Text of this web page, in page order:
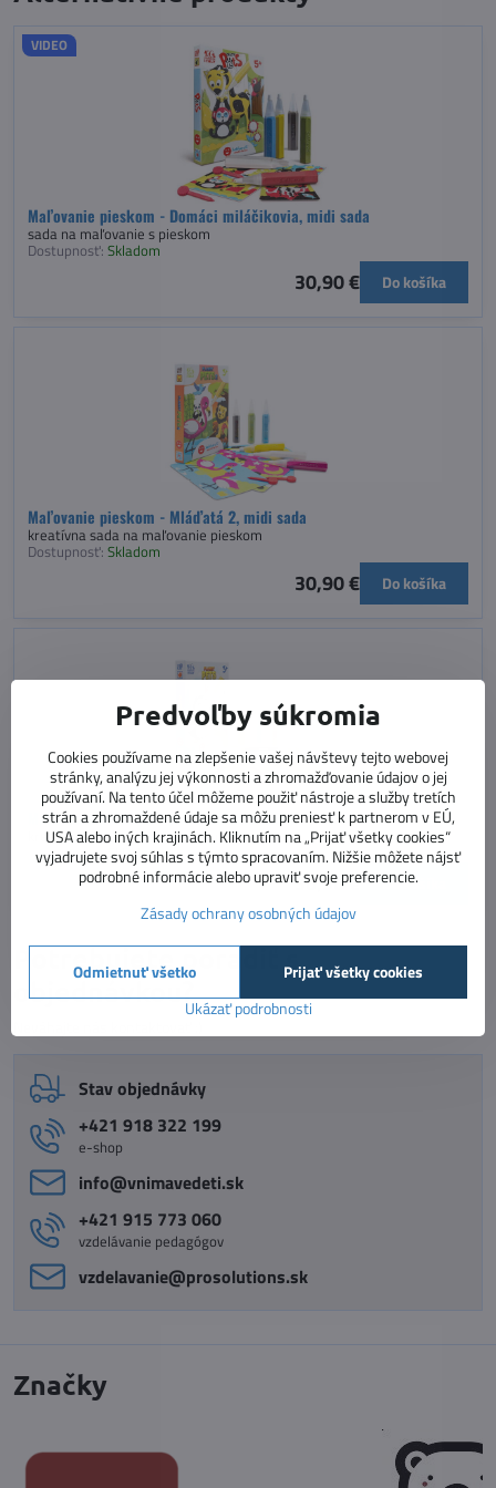
Maľovanie pieskom - Domáci miláčikovia, midi sada
VIDEO
sada na maľovanie s pieskom
Dostupnosť: Skladom
30,90 € Do košíka
Maľovanie pieskom - Mláďatá 2, midi sada
kreatívna sada na maľovanie pieskom
Dostupnosť: Skladom
30,90 € Do košíka
Maľovanie pieskom - Mláďatá, midi sada
kreatívna sada na maľovanie pieskom
Dostupnosť: Skladom
30,90 € Do košíka
Potrebujete poradiť s
objednávkou?
Stav objednávky
+421 918 322 199
e-shop
info​@vnimavedeti​.sk
+421 915 773 060
vzdelávanie pedagógov
vzdelavanie​@prosolutions​.sk
Značky
Predvoľby súkromia
Cookies používame na zlepšenie vašej návštevy tejto webovej
stránky, analýzu jej výkonnosti a zhromažďovanie údajov o jej
používaní. Na tento účel môžeme použiť nástroje a služby tretích
strán a zhromaždené údaje sa môžu preniesť k partnerom v EÚ,
USA alebo iných krajinách. Kliknutím na „Prijať všetky cookies“
vyjadrujete svoj súhlas s týmto spracovaním. Nižšie môžete nájsť
podrobné informácie alebo upraviť svoje preferencie.
Zásady ochrany osobných údajov
Ukázať podrobnosti
Prijať všetky cookies
Odmietnuť všetko